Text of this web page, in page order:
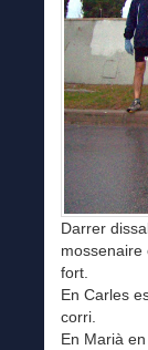
Darrer
mossenaire
fort.
En Carles
corri.
En Marià